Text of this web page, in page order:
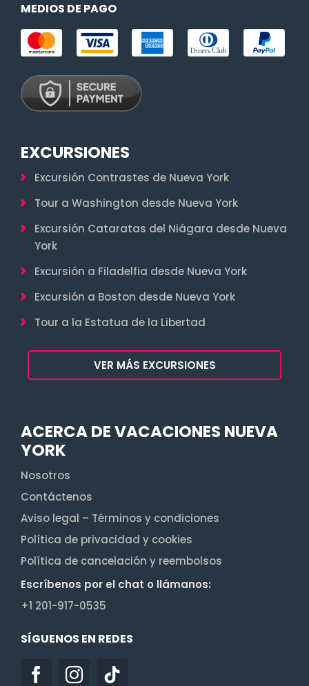
MEDIOS DE PAGO
EXCURSIONES
Excursión Contrastes de Nueva York
Tour a Washington desde Nueva York
Excursión Cataratas del Niágara desde Nueva
York
Excursión a Filadelfia desde Nueva York
Excursión a Boston desde Nueva York
Tour a la Estatua de la Libertad
VER MÁS EXCURSIONES
ACERCA DE VACACIONES NUEVA
YORK
Nosotros
Contáctenos
Aviso legal – Términos y condiciones
Política de privacidad y cookies
Política de cancelación y reembolsos
Escríbenos por el chat o llámanos:
+1 201-917-0535
SÍGUENOS EN REDES